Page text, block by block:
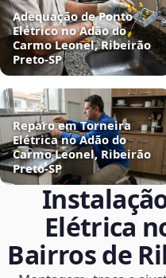
Adequação de Ponto
Elétrico no Adão do
Carmo Leonel, Ribeirão
Preto‑SP
Reparo em Torneira
Elétrica no Adão do
Carmo Leonel, Ribeirão
Preto‑SP
Elétrica
Bairros de